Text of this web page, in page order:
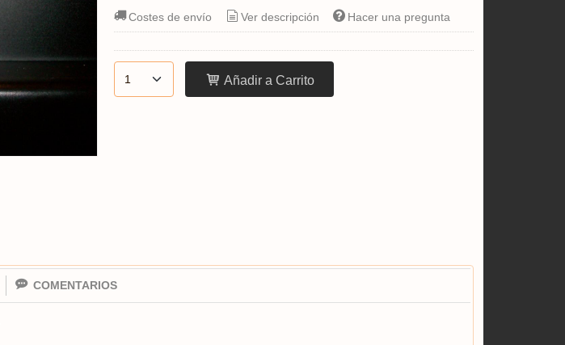
Costes de envío Ver descripción Hacer una pregunta
Añadir a Carrito
COMENTARIOS